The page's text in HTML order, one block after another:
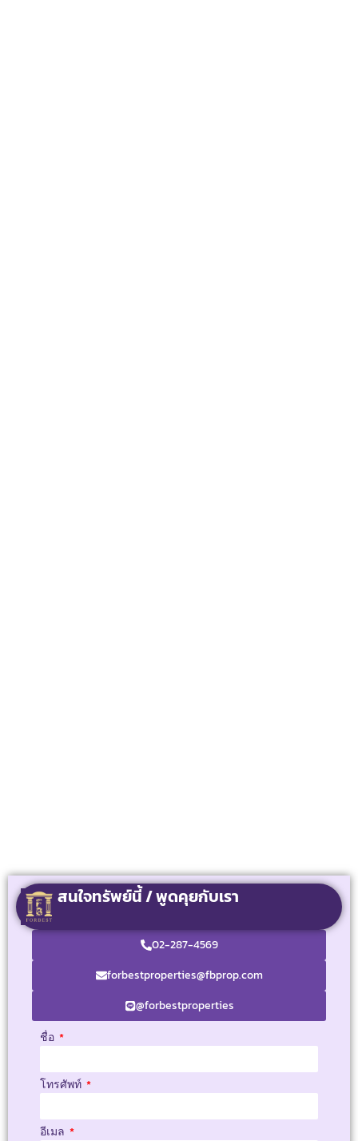
สนใจทรัพย์นี้ / พูดคุยกับเรา
02-287-4569
forbestproperties@fbprop.com
@forbestproperties
ชื่อ
โทรศัพท์
อีเมล